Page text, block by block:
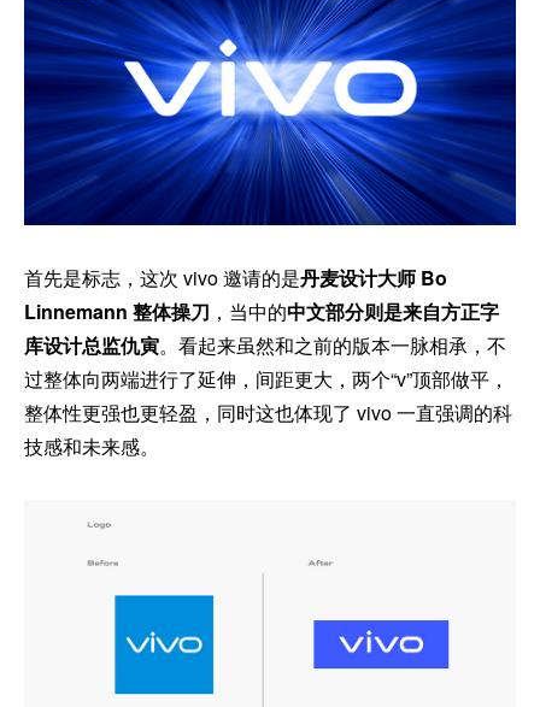
首先是标志，这次 vivo 邀请的是丹麦设计大师 Bo
Linnemann 整体操刀 ，当中的中文部分则是来自方正字
库设计总监仇寅。看起来虽然和之前的版本一脉相承，不
过整体向两端进行了延伸，间距更大，两个“v”顶部做平，
整体性更强也更轻盈，同时这也体现了 vivo 一直强调的科
技感和未来感。